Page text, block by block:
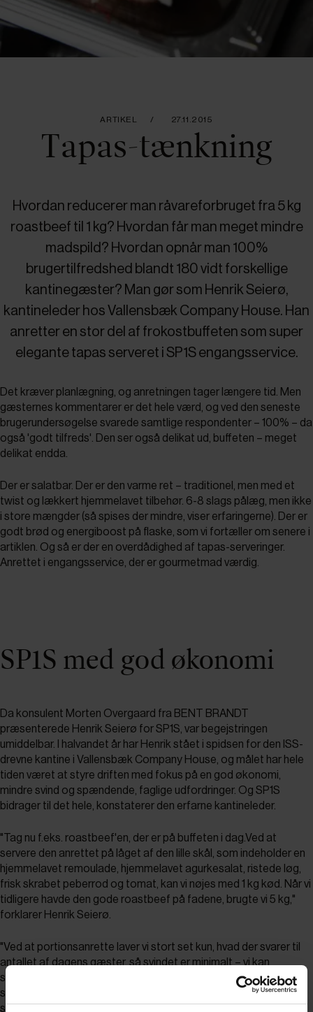
ARTIKEL 27.11.2015
Tapas-tænkning
Hvordan reducerer man råvareforbruget fra 5 kg
roastbeef til 1 kg? Hvordan får man meget mindre
madspild? Hvordan opnår man 100%
brugertilfredshed blandt 180 vidt forskellige
kantinegæster? Man gør som Henrik Seierø,
kantineleder hos Vallensbæk Company House. Han
anretter en stor del af frokostbuffeten som super
elegante tapas serveret i SP1S engangsservice.
Det kræver planlægning, og anretningen tager længere tid. Men
gæsternes kommentarer er det hele værd, og ved den seneste
brugerundersøgelse svarede samtlige respondenter – 100% – da
også 'godt tilfreds'. Den ser også delikat ud, buffeten – meget
delikat endda.
Der er salatbar. Der er den varme ret – traditionel, men med et
twist og lækkert hjemmelavet tilbehør. 6-8 slags pålæg, men ikke
i store mængder (så spises der mindre, viser erfaringerne). Der er
godt brød og energiboost på flaske, som vi fortæller om senere i
artiklen. Og så er der en overdådighed af tapas-serveringer.
Anrettet i engangsservice, der er gourmetmad værdig.
SP1S med god økonomi
Da konsulent Morten Overgaard fra BENT BRANDT
præsenterede Henrik Seierø for SP1S, var begejstringen
umiddelbar. I halvandet år har Henrik stået i spidsen for den ISS-
drevne kantine i Vallensbæk Company House, og målet har hele
tiden været at styre driften med fokus på en god økonomi,
mindre svind og spændende, faglige udfordringer. Og SP1S
bidrager til det hele, konstaterer den erfarne kantineleder.
"Tag nu f.eks. roastbeef'en, der er på buffeten i dag.Ved at
servere den anrettet på låget af den lille skål, som indeholder en
hjemmelavet remoulade, hjemmelavet agurkesalat, ristede løg,
frisk skrabet peberrod og tomat, kan vi nøjes med 1 kg kød. Når vi
tidligere havde den gode roastbeef på fadene, brugte vi 5 kg,"
forklarer Henrik Seierø.
"Ved at portionsanrette laver vi stort set kun, hvad der svarer til
antallet af dagens gæster, så svindet er minimalt – vi kan
simpelthen mærke, at vores affaldsspande er blevet lettere. Og
så er det jo en faglig fornøjelse at lave noget, der præsenterer
sig så vanvittig godt. Det tager længere tid, ja. Og